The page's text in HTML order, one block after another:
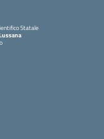
Statale
la pagina iniziale della scuola